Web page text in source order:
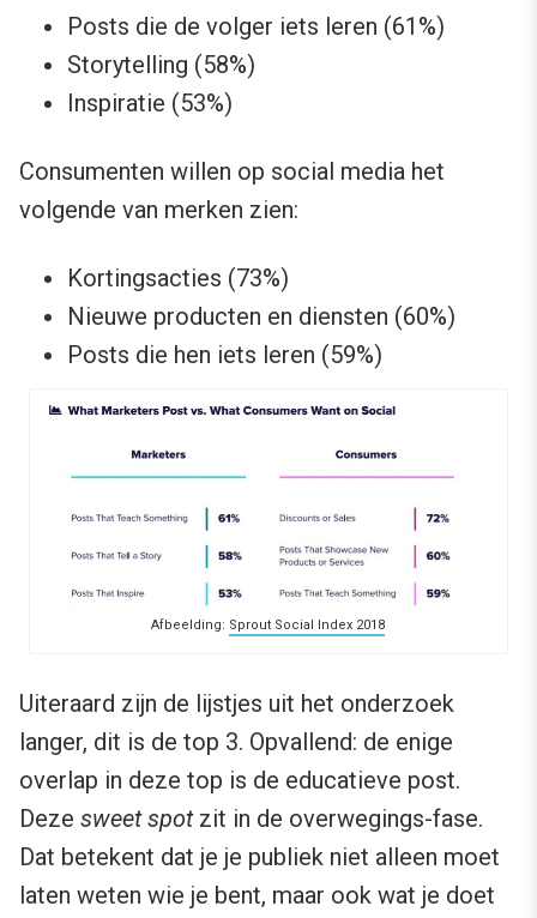
Posts die de volger iets leren (61%)
Storytelling (58%)
Inspiratie (53%)
Consumenten willen op social media het
volgende van merken zien:
Kortingsacties (73%)
Nieuwe producten en diensten (60%)
Posts die hen iets leren (59%)
Afbeelding: Sprout Social Index 2018
Uiteraard zijn de lijstjes uit het onderzoek
langer, dit is de top 3. Opvallend: de enige
overlap in deze top is de educatieve post.
Deze sweet spotzit in de overwegings-fase.
Dat betekent dat je je publiek niet alleen moet
laten weten wie je bent, maar ook wat je doet